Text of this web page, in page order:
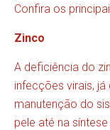
Confira os
Zinco
A deficiência do
infecções virais,
manutenção do
pele até na